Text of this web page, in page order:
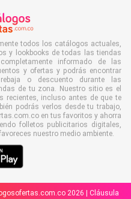
todos los catálogos actuales,
y lookbooks de todas las tiendas
informado de las
y ofertas y podrás encontrar
o descuento durante las
de tu zona. Nuestro sitio es el
recientes, incluso antes de que te
podrás verlos desde tu trabajo,
en tus favoritos y ahorra
folletos publicitarios digitales,
nuestro medio ambiente.
2026 | Cláusula